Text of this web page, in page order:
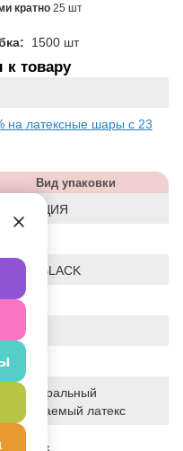
кратно 25 шт
1500 шт
товару
на латексные шары с 23
Вид упаковки
BLACK
36СМ
натуральный
латекс